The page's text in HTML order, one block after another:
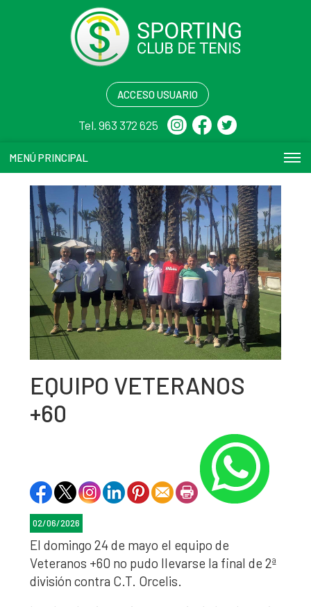
ACCESO USUARIO
Tel. 963 372 625
MENÚ PRINCIPAL
EQUIPO VETERANOS
+60
02/06/2026
El domingo 24 de mayo el equipo de
Veteranos +60 no pudo llevarse la final de 2ª
división contra C.T. Orcelis.